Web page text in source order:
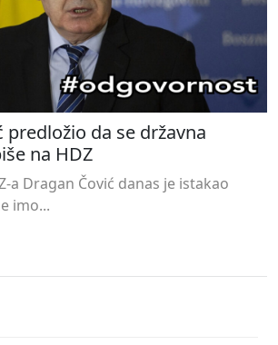
predložio da se državna
na HDZ
a Dragan Čović danas je istakao
imo...